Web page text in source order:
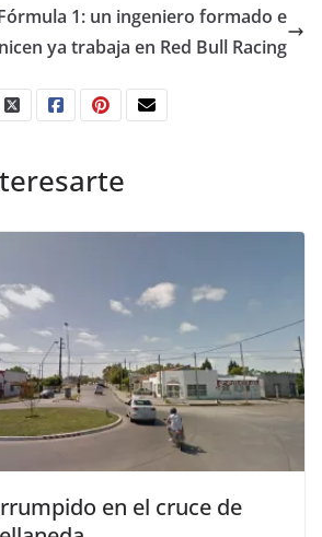
1: un ingeniero formado e
ya trabaja en Red Bull Racing
en el cruce de